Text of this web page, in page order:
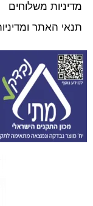
מדיניות משלוחים
תנאי האתר